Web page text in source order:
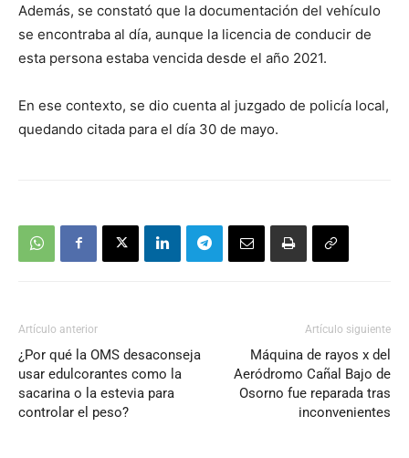
Además, se constató que la documentación del vehículo
se encontraba al día, aunque la licencia de conducir de
esta persona estaba vencida desde el año 2021.
En ese contexto, se dio cuenta al juzgado de policía local,
quedando citada para el día 30 de mayo.
Artículo anterior
¿Por qué la OMS desaconseja
usar edulcorantes como la
sacarina o la estevia para
controlar el peso?
Artículo siguiente
Máquina de rayos x del
Aeródromo Cañal Bajo de
Osorno fue reparada tras
inconvenientes